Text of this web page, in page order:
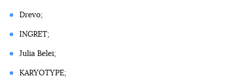
Drevo;
INGRET;
Julia Belei;
KARYOTYPE;